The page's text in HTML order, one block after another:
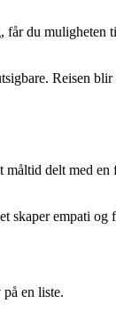
du muligheten
Reisen
delt med
empati og
en liste.